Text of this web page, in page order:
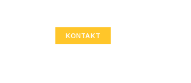
KONTAKT